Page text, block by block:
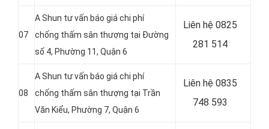
07
A Shun tư vấn báo giá chi phí
chống thấm sân thượng tại Đường
số 4, Phường 11, Quận 6
Liên hệ 0825
281 514
08
A Shun tư vấn báo giá chi phí
chống thấm sân thượng tại Trần
Văn Kiểu, Phường 7, Quận 6
Liên hệ 0835
748 593